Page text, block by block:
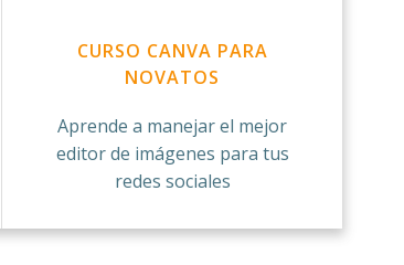
CURSO CANVA PARA
NOVATOS
Aprende a manejar el mejor
editor de imágenes para tus
redes sociales